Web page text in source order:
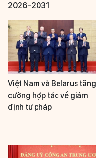
2026-2031
Việt Nam và Belarus tăng
cường hợp tác về giám
định tư pháp